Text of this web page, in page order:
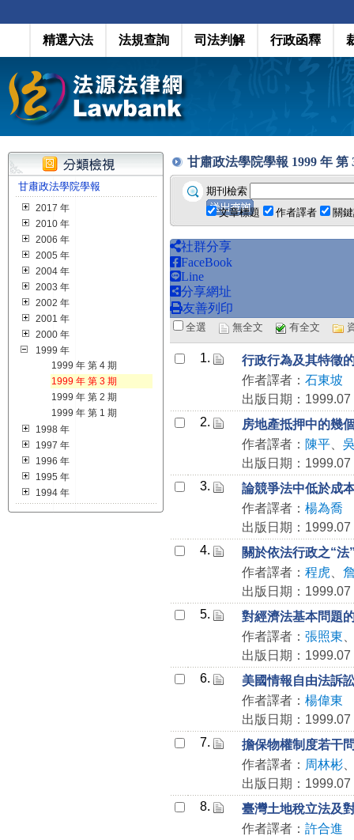
精選六法 法規查詢 司法判解 行政函釋
甘肅政法學院學報
2017 年
2010 年
2006 年
2005 年
2004 年
2003 年
2002 年
2001 年
2000 年
1999 年
1999 年 第 4 期
1999 年 第 3 期
1999 年 第 2 期
1999 年 第 1 期
1998 年
1997 年
1996 年
1995 年
1994 年
甘肅政法學院學報 1999 年 第
期刊檢索
文章標題
作者譯者 關
社群分享
FaceBook
Line
分享網址
友善列印
全選 無全文 有全文
1.
行政行為及其特徵
作者譯者： 石東坡
出版日期：1999.07
2.
房地產抵押中的幾
作者譯者： 陳平、
出版日期：1999.07
3.
論競爭法中低於成
作者譯者： 楊為喬
出版日期：1999.07
4.
關於依法行政之“法
作者譯者： 程虎、
出版日期：1999.07
5.
對經濟法基本問題
作者譯者： 張照東
出版日期：1999.07
6.
美國情報自由法訴
作者譯者： 楊偉東
出版日期：1999.07
7.
擔保物權制度若干
作者譯者： 周林彬
出版日期：1999.07
8.
臺灣土地稅立法及
作者譯者： 許合進